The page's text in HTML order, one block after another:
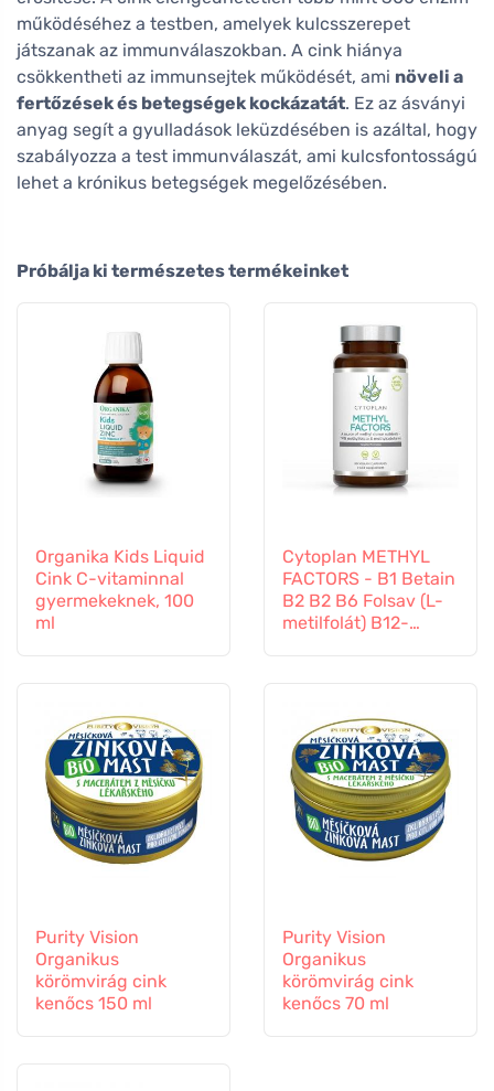
működéséhez a testben, amelyek kulcsszerepet
játszanak az immunválaszokban. A cink hiánya
csökkentheti az immunsejtek működését, ami növeli a
fertőzések és betegségek kockázatát. Ez az ásványi
anyag segít a gyulladások leküzdésében is azáltal, hogy
szabályozza a test immunválaszát, ami kulcsfontosságú
lehet a krónikus betegségek megelőzésében.
Próbálja ki természetes termékeinket
Organika Kids Liquid
Cink C-vitaminnal
gyermekeknek, 100
ml
Cytoplan METHYL
FACTORS - B1 Betain
B2 B2 B6 Folsav (L-
metilfolát) B12-
Purity Vision
Organikus
körömvirág cink
kenőcs 150 ml
Purity Vision
Organikus
körömvirág cink
kenőcs 70 ml